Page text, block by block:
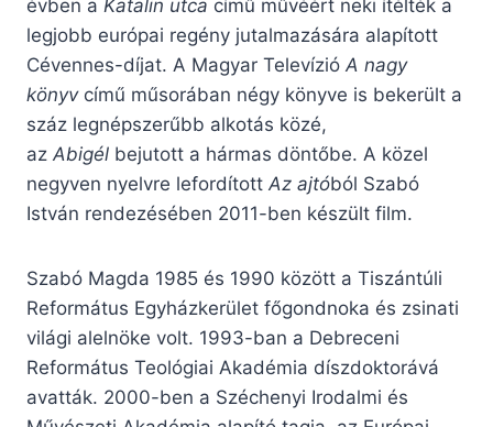
évben a Katalin utca című művéért neki ítélték a
legjobb európai regény jutalmazására alapított
Cévennes-díjat. A Magyar Televízió A nagy
könyvcímű műsorában négy könyve is bekerült a
száz legnépszerűbb alkotás közé,
az Abigél bejutott a hármas döntőbe. A közel
negyven nyelvre lefordított Az ajtóból Szabó
István rendezésében 2011-ben készült film.
Szabó Magda 1985 és 1990 között a Tiszántúli
Református Egyházkerület főgondnoka és zsinati
világi alelnöke volt. 1993-ban a Debreceni
Református Teológiai Akadémia díszdoktorává
avatták. 2000-ben a Széchenyi Irodalmi és